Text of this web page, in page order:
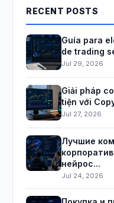
RECENT POSTS
Guía para
de trading
Jul 29, 2026
Giải pháp
tiện với
Jul 27, 2026
Лучшие
нейрос...
Jul 24, 2026